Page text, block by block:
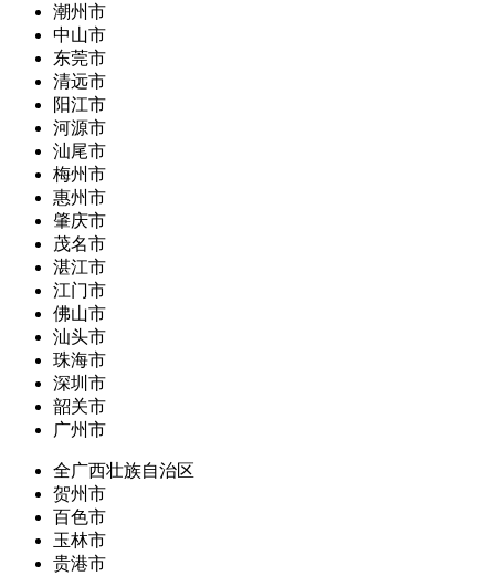
潮州市
中山市
东莞市
清远市
阳江市
河源市
汕尾市
梅州市
惠州市
肇庆市
茂名市
湛江市
江门市
佛山市
汕头市
珠海市
深圳市
韶关市
广州市
全广西壮族自治区
贺州市
百色市
玉林市
贵港市